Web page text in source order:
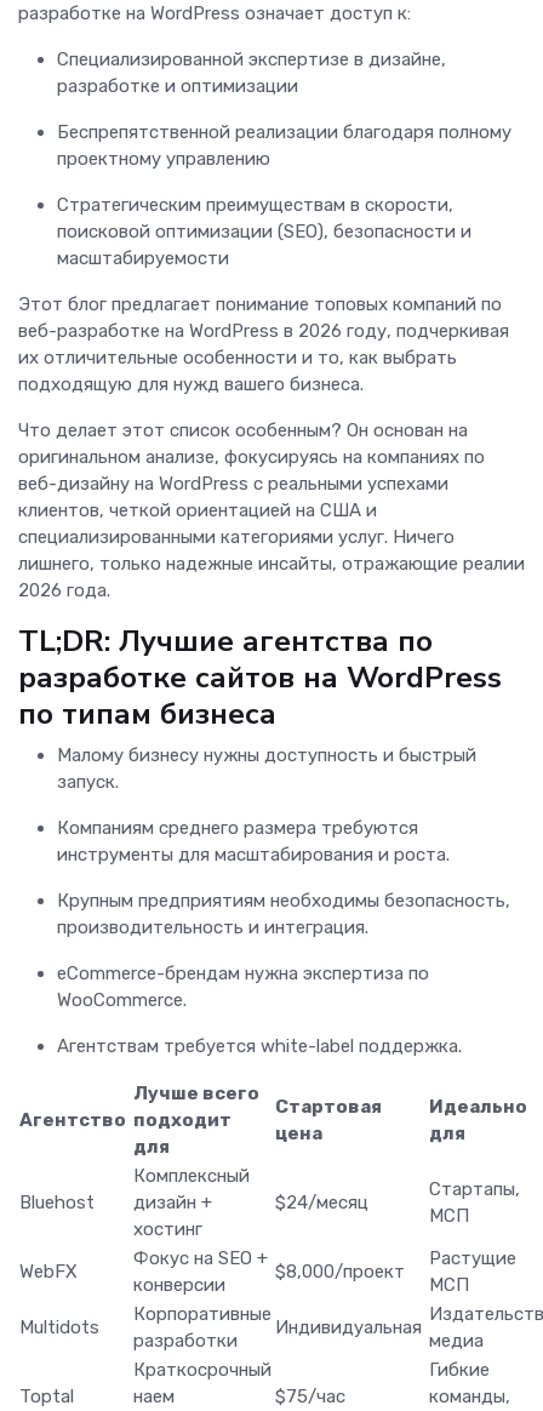
разработке на WordPress означает доступ к:
Специализированной экспертизе в дизайне,
разработке и оптимизации
Беспрепятственной реализации благодаря полному
проектному управлению
Стратегическим преимуществам в скорости,
поисковой оптимизации (SEO), безопасности и
масштабируемости
Этот блог предлагает понимание топовых компаний по
веб-разработке на WordPress в 2026 году, подчеркивая
их отличительные особенности и то, как выбрать
подходящую для нужд вашего бизнеса.
Что делает этот список особенным? Он основан на
оригинальном анализе, фокусируясь на компаниях по
веб-дизайну на WordPress с реальными успехами
клиентов, четкой ориентацией на США и
специализированными категориями услуг. Ничего
лишнего, только надежные инсайты, отражающие реалии
2026 года.
TL;DR: Лучшие агентства по
разработке сайтов на WordPress
по типам бизнеса
Малому бизнесу нужны доступность и быстрый
запуск.
Компаниям среднего размера требуются
инструменты для масштабирования и роста.
Крупным предприятиям необходимы безопасность,
производительность и интеграция.
eCommerce-брендам нужна экспертиза по
WooCommerce.
Агентствам требуется white-label поддержка.
Агентство
Лучше всего
подходит
для
Стартовая
цена
Идеально
для
Bluehost
Комплексный
дизайн +
хостинг
$24/месяц
Стартапы,
МСП
WebFX
Фокус на SEO +
конверсии
$8,000/проект
Растущие
МСП
Multidots
Корпоративные
разработки
Индивидуальная
медиа
Toptal
Краткосрочный
наем
$75/час
Гибкие
команды,